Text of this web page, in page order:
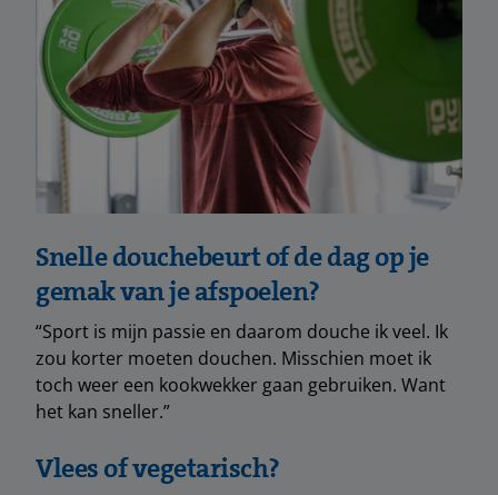
Snelle douchebeurt of de dag op je
gemak van je afspoelen?
“Sport is mijn passie en daarom douche ik veel. Ik
zou korter moeten douchen. Misschien moet ik
toch weer een kookwekker gaan gebruiken. Want
het kan sneller.”
Vlees of vegetarisch?